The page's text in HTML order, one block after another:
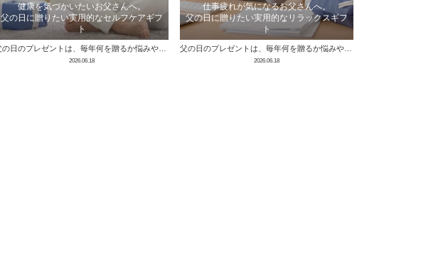
健康を気づかいたいお父さんへ。
父の日に贈りたい実用的なセルフケアギフ
ト
2026.06.18
仕事疲れが気になるお父さんへ。
父の日に贈りたい実用的なリラックスギフ
ト
父の日のプレゼントは、毎年何を贈るか悩みやすいものです。 お酒やグルメ、ファッション小物などの定番ギフトも人気ですが、仕事を頑張るお父さんに …
2026.06.18